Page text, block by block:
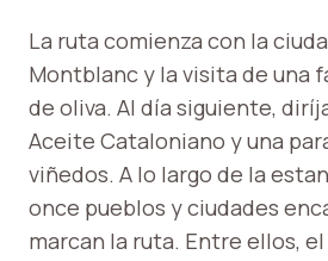
La ruta comienza con la
Montblanc y la visita de una
de oliva. Al día siguiente,
Aceite Cataloniano y una
viñedos. A lo largo de la
once pueblos y ciudades
marcan la ruta. Entre ellos,